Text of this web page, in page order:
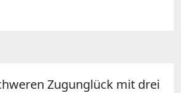
Zugunglück mit drei